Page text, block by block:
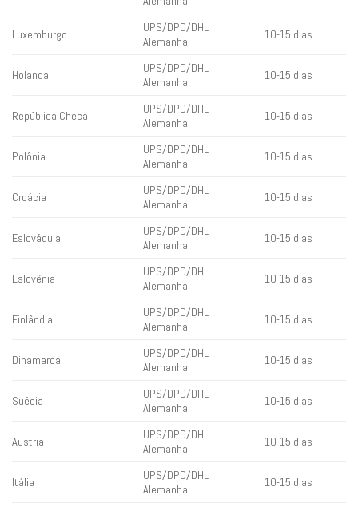
Luxemburgo
UPS/DPD/DHL
Alemanha
10-15 dias
Holanda
UPS/DPD/DHL
Alemanha
10-15 dias
República Checa
UPS/DPD/DHL
Alemanha
10-15 dias
Polônia
UPS/DPD/DHL
Alemanha
10-15 dias
Croácia
UPS/DPD/DHL
Alemanha
10-15 dias
Eslováquia
UPS/DPD/DHL
Alemanha
10-15 dias
Eslovênia
UPS/DPD/DHL
Alemanha
10-15 dias
Finlândia
UPS/DPD/DHL
Alemanha
10-15 dias
Dinamarca
UPS/DPD/DHL
Alemanha
10-15 dias
Suécia
UPS/DPD/DHL
Alemanha
10-15 dias
Austria
UPS/DPD/DHL
Alemanha
10-15 dias
Itália
UPS/DPD/DHL
Alemanha
10-15 dias